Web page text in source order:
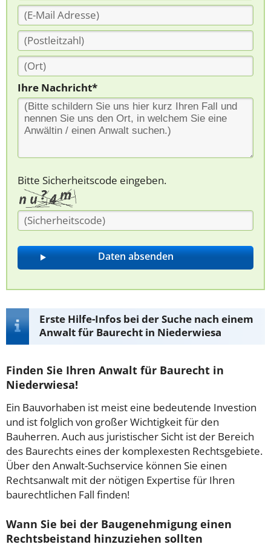
Ihre Nachricht*
Bitte Sicherheitscode eingeben.
Erste Hilfe-Infos bei der Suche nach einem
Anwalt für Baurecht in Niederwiesa
Finden Sie Ihren Anwalt für Baurecht in
Niederwiesa!
Ein Bauvorhaben ist meist eine bedeutende Investion
und ist folglich von großer Wichtigkeit für den
Bauherren. Auch aus juristischer Sicht ist der Bereich
des Baurechts eines der komplexesten Rechtsgebiete.
Über den Anwalt-Suchservice können Sie einen
Rechtsanwalt mit der nötigen Expertise für Ihren
baurechtlichen Fall finden!
Wann Sie bei der Baugenehmigung einen
Rechtsbeistand hinzuziehen sollten